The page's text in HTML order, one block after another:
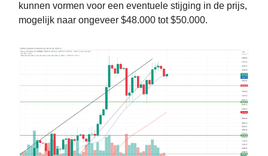
kunnen vormen voor een eventuele stijging in de prijs,
mogelijk naar ongeveer $48.000 tot $50.000.